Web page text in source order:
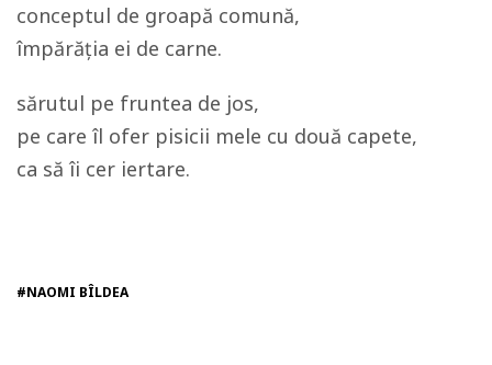
conceptul de groapă comună,
împărăția ei de carne.
sărutul pe fruntea de jos,
pe care îl ofer pisicii mele cu două capete,
ca să îi cer iertare.
#NAOMI BÎLDEA